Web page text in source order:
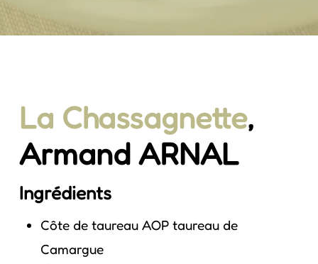
La Chassagnette,
Armand ARNAL
Ingrédients
Côte de taureau AOP taureau de
Camargue